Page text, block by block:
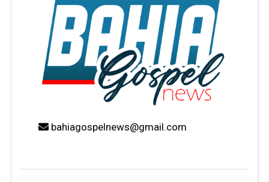
bahiagospelnews@gmail.com